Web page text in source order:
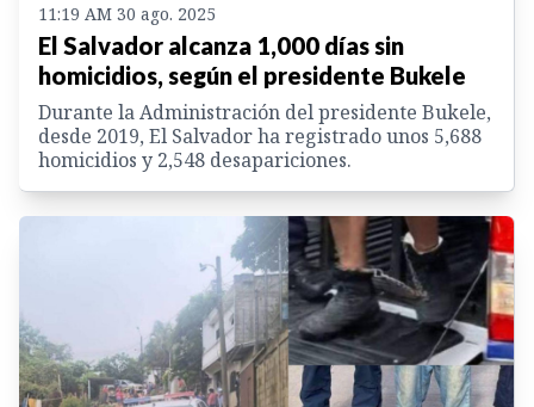
11:19 AM 30 ago. 2025
El Salvador alcanza 1,000 días sin
homicidios, según el presidente Bukele
Durante la Administración del presidente Bukele,
desde 2019, El Salvador ha registrado unos 5,688
homicidios y 2,548 desapariciones.